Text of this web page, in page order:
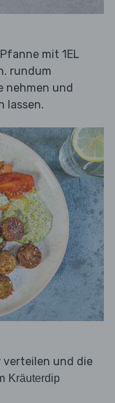
mit 1EL
rundum
nehmen und
lassen.
verteilen und die
Kräuterdip